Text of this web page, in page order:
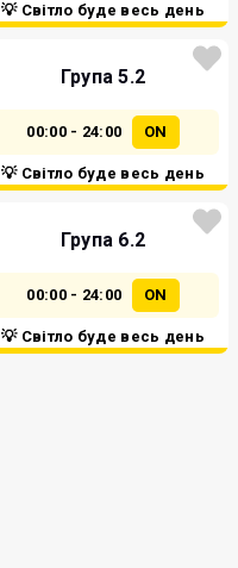
💡 Світло буде весь день
Група 5.2
00:00 - 24:00 ON
💡 Світло буде весь день
Група 6.2
00:00 - 24:00 ON
💡 Світло буде весь день